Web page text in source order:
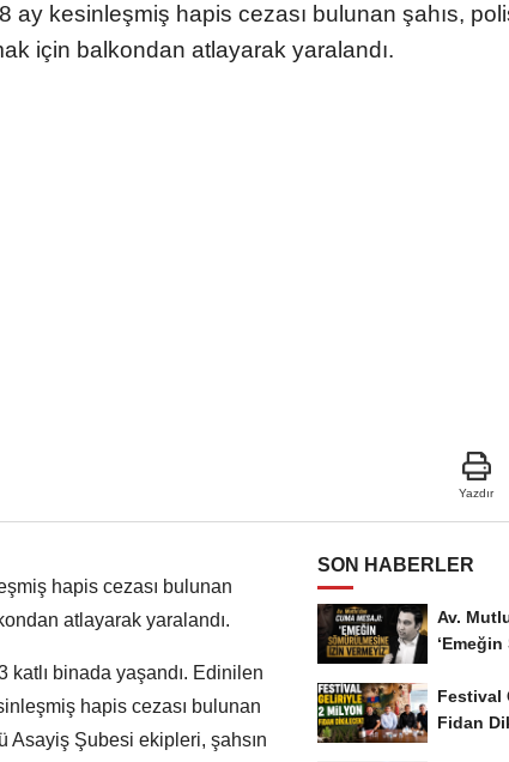
ay kesinleşmiş hapis cezası bulunan şahıs,
için balkondan atlayarak yaralandı.
Yazdır
hapis cezası bulunan
atlayarak yaralandı.
katlı binada yaşandı. Edinilen
hapis cezası bulunan
Asayiş Şubesi ekipleri, şahsın
SON HABERLER
Av.
Festival
Fidan